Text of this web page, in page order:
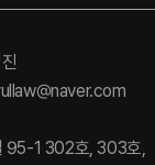
95-1 302호, 303호,